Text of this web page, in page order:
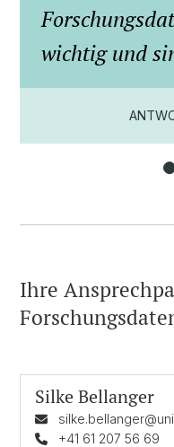
wichtig und
Ihre
Silke Bellanger
+41 61 207 56 69